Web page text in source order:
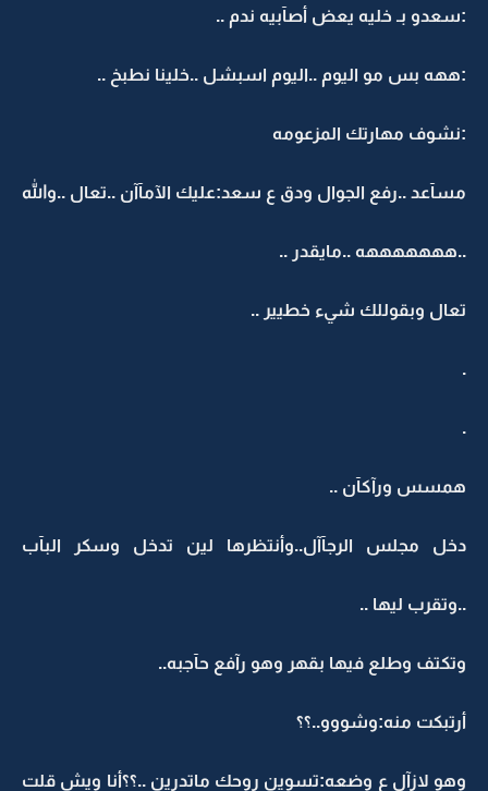
:سعدو بـ خليه يعض أصآبيه ندم ..
:ههه بس مو اليوم ..اليوم اسبشل ..خلينا نطبخ ..
:نشوف مهارتك المزعومه
مسآعد ..رفع الجوال ودق ع سعد:عليك الآمآآن ..تعال ..والله
..هههههههه ..مايقدر ..
تعال وبقوللك شيء خطيير ..
.
.
همسس ورآكآن ..
دخل مجلس الرجآآل..وأنتظرها لين تدخل وسكر البآب
..وتقرب ليها ..
وتكتف وطلع فيها بقهر وهو رآفع حآجبه..
أرتبكت منه:وشووو..؟؟
وهو لازآل ع وضعه:تسوين روحك ماتدرين ..؟؟أنا ويش قلت